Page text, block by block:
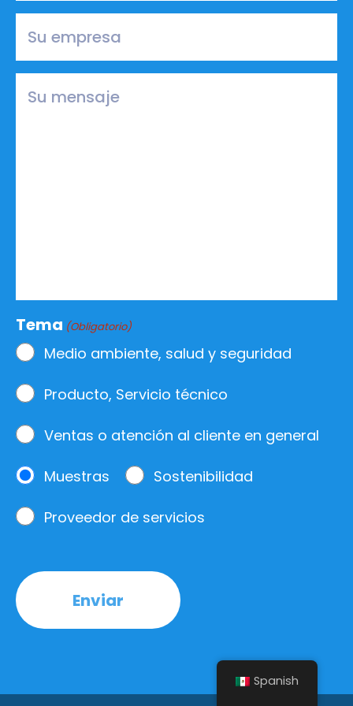
Empresa
(Obligatorio)
Mensaje
Tema (Obligatorio)
Medio ambiente, salud y seguridad
Producto, Servicio técnico
Ventas o atención al cliente en general
Muestras Sostenibilidad
Proveedor de servicios
Enviar
Spanish